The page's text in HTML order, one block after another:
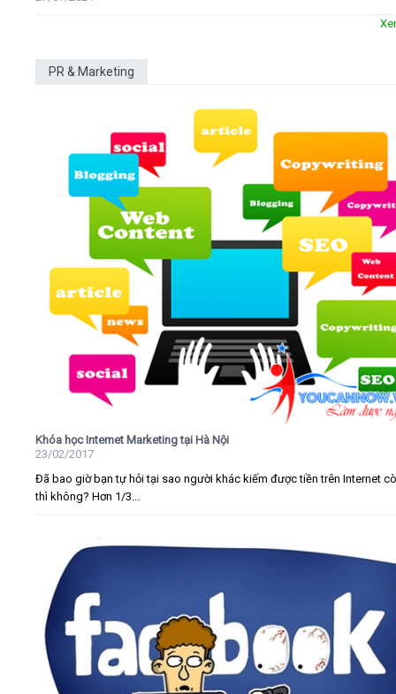
PR & Marketing
Khóa học Internet Marketing tại Hà Nội
23/02/2017
Đã bao giờ bạn tự hỏi tại sao người khác kiếm được tiền trên Internet
thì không? Hơn 1/3...